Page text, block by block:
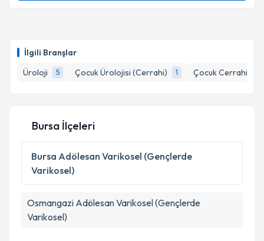
İlgili Branşlar
Üroloji
5 Çocuk Ürolojisi (Cerrahi) 1 Çocuk Cerrahisi
kapsamda işlenmesini kabul ediyorum.
Takvim Talebini Gönder
takvim hazırlandığında e-posta ile bilgilendireceğiz.
E-posta Adresiniz
Kişisel verilerimin işlenmesine ilişkinAydınlatma
Metni'ni okudum ve kişisel verilerimin belirtilen
kapsamda işlenmesini kabul ediyorum.
Takvim Talebini Gönder
Bursa İlçeleri
Bursa Adölesan Varikosel (Gençlerde
Varikosel)
Osmangazi Adölesan Varikosel (Gençlerde
Varikosel)